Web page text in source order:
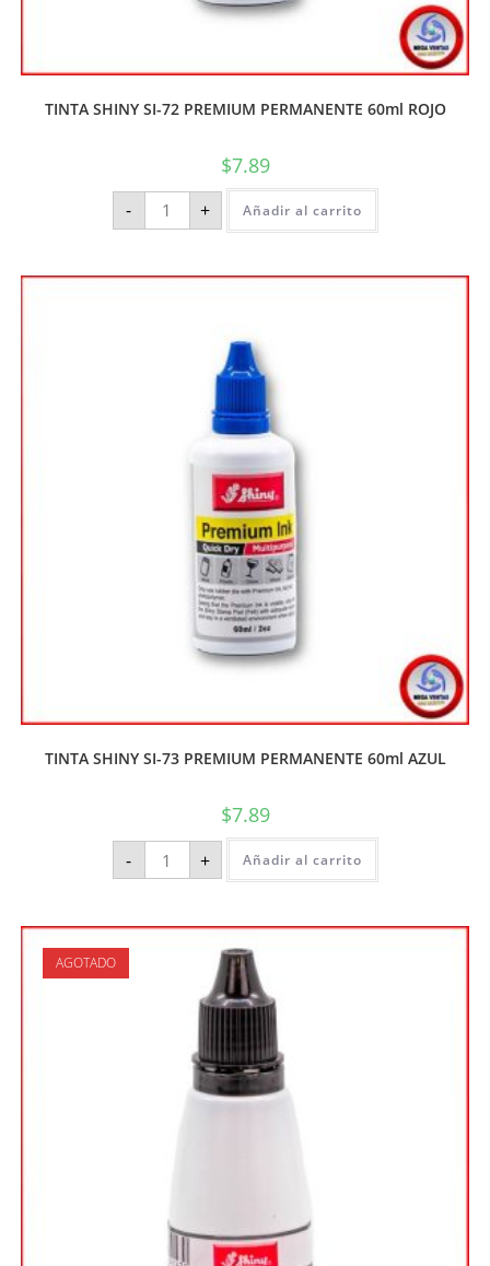
TINTA SHINY SI-72 PREMIUM PERMANENTE 60ml ROJO
$7.89
- + Añadir al carrito
TINTA SHINY SI-73 PREMIUM PERMANENTE 60ml AZUL
$7.89
- + Añadir al carrito
AGOTADO